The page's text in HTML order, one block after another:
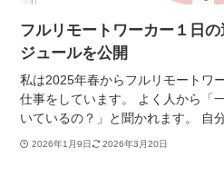
フルリモートワーカー１日
ジュールを公開
私は2025年春からフルリモートワ
仕事をしています。 よく人から「
いているの？」と聞かれます。 自
2026年1月9日 2026年3月20日